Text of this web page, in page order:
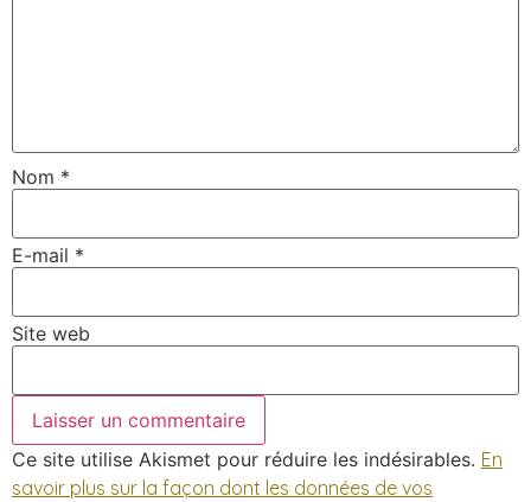
Nom *
E-mail *
Site web
Ce site utilise Akismet pour réduire les indésirables. En
savoir plus sur la façon dont les données de vos